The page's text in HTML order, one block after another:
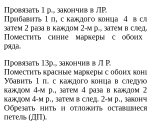
Провязать 1 р., закончив в ЛР.
Прибавить 1 п, с каждого конца 4 в
затем 2 раза в каждом 2-м р., затем в
Поместить синие маркеры с обоих
ряда.
Провязать 13р., закончив в Л Р.
Поместить красные маркеры с обоих
Убавить 1 п. с каждого конца в
каждом 4-м р., затем 4 раза в каждом
каждом 4-м р., затем в след. 2-м р.,
Обрезать нить и отложить
петель (ДП).